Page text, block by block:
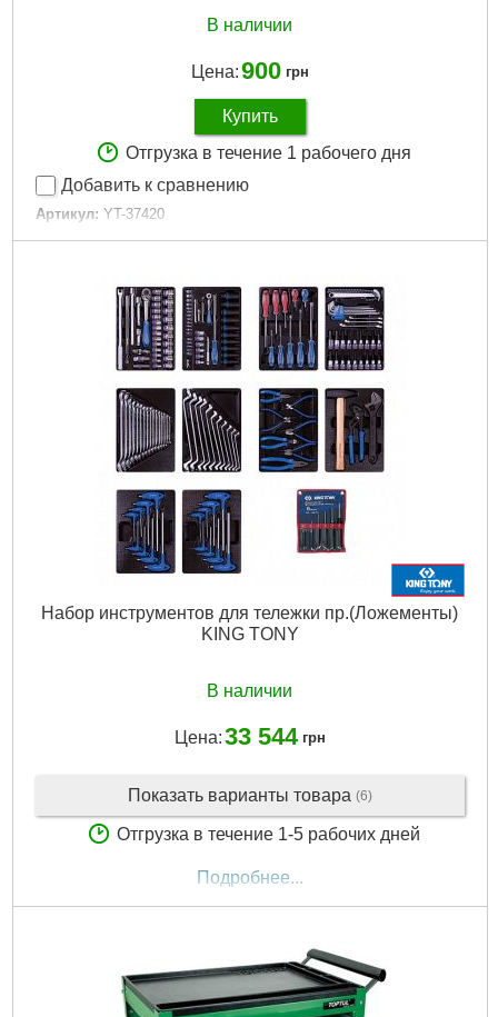
В наличии
Цена:900 грн
Купить
Отгрузка в течение 1 рабочего дня
Добавить к сравнению
Артикул: YT-37420
Код товара: 24.36.53
Мастер Картон MC:
6
Габариты упаковки: 580x300x110 мм
Вес брутто: 2,500 г
Подробнее...
Набор инструментов для тележки пр.(Ложементы)
KING TONY
В наличии
Цена:33 544 грн
Показать варианты товара (6)
Отгрузка в течение 1-5 рабочих дней
Подробнее...